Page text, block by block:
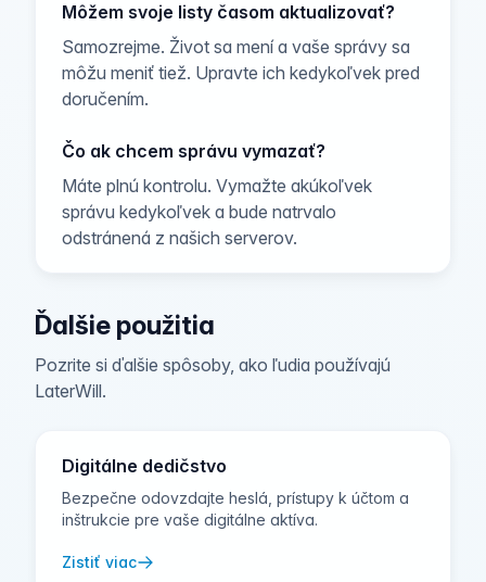
Môžem svoje listy časom aktualizovať?
Samozrejme. Život sa mení a vaše správy sa
môžu meniť tiež. Upravte ich kedykoľvek pred
doručením.
Čo ak chcem správu vymazať?
Máte plnú kontrolu. Vymažte akúkoľvek
správu kedykoľvek a bude natrvalo
odstránená z našich serverov.
Ďalšie použitia
Pozrite si ďalšie spôsoby, ako ľudia používajú
LaterWill.
Digitálne dedičstvo
Bezpečne odovzdajte heslá, prístupy k účtom a
inštrukcie pre vaše digitálne aktíva.
Zistiť viac